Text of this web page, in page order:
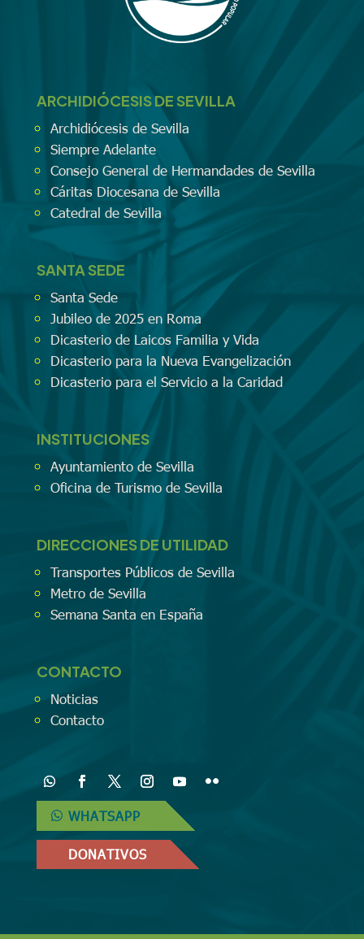
ARCHIDIÓCESIS DE SEVILLA
Archidiócesis de Sevilla
Siempre Adelante
Consejo General de Hermandades de Sevilla
Cáritas Diocesana de Sevilla
Catedral de Sevilla
SANTA SEDE
Santa Sede
Jubileo de 2025 en Roma
Dicasterio de Laicos Familia y Vida
Dicasterio para la Nueva Evangelización
Dicasterio para el Servicio a la Caridad
INSTITUCIONES
Ayuntamiento de Sevilla
Oficina de Turismo de Sevilla
DIRECCIONES DE UTILIDAD
Transportes Públicos de Sevilla
Metro de Sevilla
Semana Santa en España
CONTACTO
Noticias
Contacto
WHATSAPP
DONATIVOS